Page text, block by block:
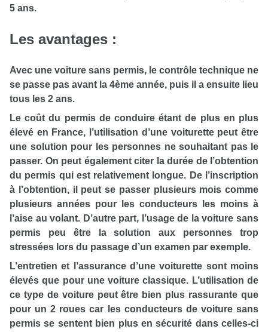
5 ans.
Les avantages :
Avec une voiture sans permis, le contrôle technique ne
se passe pas avant la 4ème année, puis il a ensuite lieu
tous les 2 ans.
Le coût du permis de conduire étant de plus en plus
élevé en France, l’utilisation d’une voiturette peut être
une solution pour les personnes ne souhaitant pas le
passer. On peut également citer la durée de l’obtention
du permis qui est relativement longue. De l’inscription
à l’obtention, il peut se passer plusieurs mois comme
plusieurs années pour les conducteurs les moins à
l’aise au volant. D’autre part, l’usage de la voiture sans
permis peu être la solution aux personnes trop
stressées lors du passage d’un examen par exemple.
L’entretien et l’assurance d’une voiturette sont moins
élevés que pour une voiture classique. L’utilisation de
ce type de voiture peut être bien plus rassurante que
pour un 2 roues car les conducteurs de voiture sans
permis se sentent bien plus en sécurité dans celles-ci